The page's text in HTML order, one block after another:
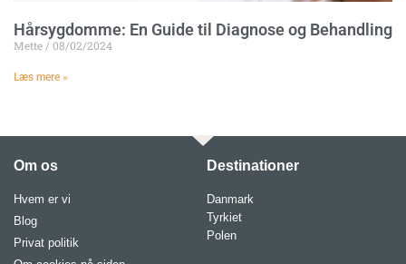
Hårsygdomme: En Guide til Diagnose og Behandling
Mette 08/02/2024
Læs mere »
Om os
Hvem er vi
Blog
Privat politik
Destinationer
Danmark
Tyrkiet
Polen